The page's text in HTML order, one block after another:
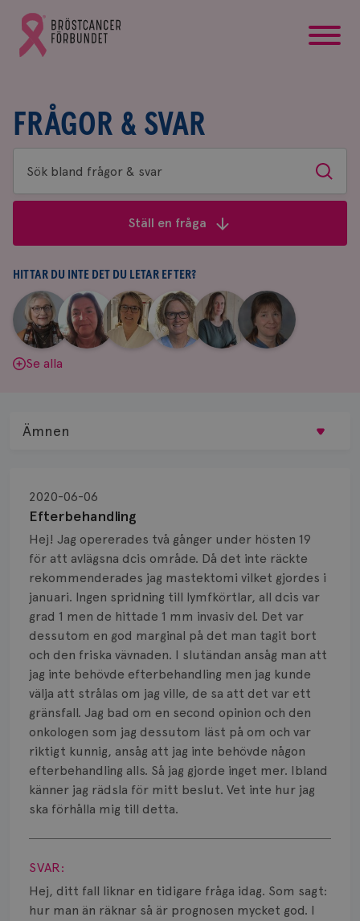
Gå
till
Bröstcancerförbundets
FRÅGOR & SVAR
Sök
bland
&
svar
Sök
Ställ en fråga
HITTAR DU INTE DET DU LETAR EFTER?
Aina
Johnsson
|
Anne
Andersson
Fredrika
Killander
|
Jeanette
Bäcklund
|
Maria
Edegran
|
Yvette
Andersson
Se alla
Efterbehandling
2020-06-06
Hej! Jag opererades två gånger under hösten 19
för att avlägsna dcis område. Då det inte räckte
rekommenderades jag mastektomi vilket gjordes i
januari. Ingen spridning till lymfkörtlar, all dcis var
grad 1 men de hittade 1 mm invasiv del. Det var
dessutom en god marginal på det man tagit bort
och den friska vävnaden. I slutändan ansåg man att
jag inte behövde efterbehandling men jag kunde
välja att strålas om jag ville, de sa att det var ett
gränsfall. Jag bad om en second opinion och den
onkologen som jag dessutom läst på om och var
riktigt kunnig, ansåg att jag inte behövde någon
efterbehandling alls. Så jag gjorde inget mer. Ibland
känner jag rädsla för mitt beslut. Vet inte hur jag
ska förhålla mig till detta.
Visa svar
SVAR:
Hej, ditt fall liknar en tidigare fråga idag. Som sagt:
hur man än räknar så är prognosen mycket god. I
Ämnen
Biopsi
Biverkningar
Bröstvårta
Knöl
Läkemedel
Typ av bröstcancer
Smärta
Prognos
Risker
Strålning
Vätska